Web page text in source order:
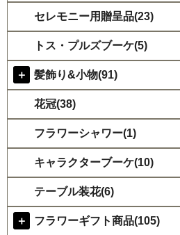
セレモニー用贈呈品(23)
トス・プルズブーケ(5)
＋ 髪飾り&小物(91)
花冠(38)
フラワーシャワー(1)
キャラクターブーケ(10)
テーブル装花(6)
＋ フラワーギフト商品(105)